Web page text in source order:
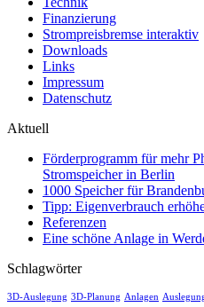
Finanzierung
Strompreisbremse interaktiv
Downloads
Links
Impressum
Datenschutz
Aktuell
Förderprogramm für mehr
Stromspeicher in Berlin
1000 Speicher für
Tipp: Eigenverbrauch
Referenzen
Eine schöne Anlage in
Schlagwörter
3D-Auslegung 3D-Planung Anlagen